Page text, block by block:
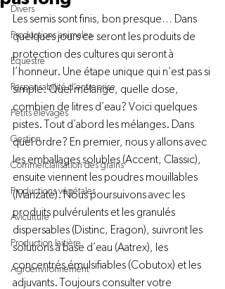
Divers
Productions animales
Équestre
Responsabilité d'entreprise
Petits élevages
Gestion
Commercialisation des grains
Productions végétales
Aviculture
Production laitière
Agroenvironnement
Les semis sont finis, bon presque… Dans
quelques jours ce seront les produits de
protection des cultures qui seront à
l’honneur. Une étape unique qui n’est pas si
simple. Quel mélange, quelle dose,
combien de litres d’eau? Voici quelques
pistes. Tout d’abord les mélanges. Dans
quel ordre? En premier, nous y allons avec
les emballages solubles (Accent, Classic),
ensuite viennent les poudres mouillables
(Manzate). Nous poursuivons avec les
produits pulvérulents et les granulés
dispersables (Distinc, Eragon), suivront les
solutions à base d’eau (Aatrex), les
concentrés émulsifiables (Cobutox) et les
adjuvants. Toujours consulter votre